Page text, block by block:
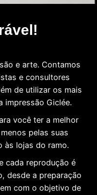
e arte. Contamos
e consultores
de utilizar os mais
impressão Giclée.
você ter a melhor
pelas suas
às lojas do ramo.
cada reprodução é
desde a preparação
com o objetivo de